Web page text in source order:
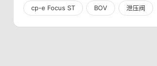
cp-e Focus ST BOV 泄压阀